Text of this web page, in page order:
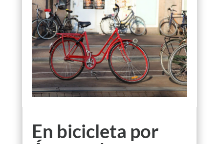
En bicicleta por